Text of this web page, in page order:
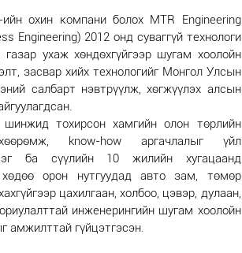
охин компани болох MTR Engineering
Engineering) 2012 онд суваггүй технологи
ухаж хөндөхгүйгээр шугам хоолойн
засвар хийх технологийг Монгол Улсын
салбарт нэвтрүүлж, хөгжүүлэх алсын
тохирсон хамгийн олон төрлийн
know-how аргачлалыг үйл
ба сүүлийн 10 жилийн хугацаанд
орон нутгуудад авто зам, төмөр
цахилгаан, холбоо, цэвэр, дулаан,
инженерингийн шугам хоолойн
амжилттай гүйцэтгэсэн.